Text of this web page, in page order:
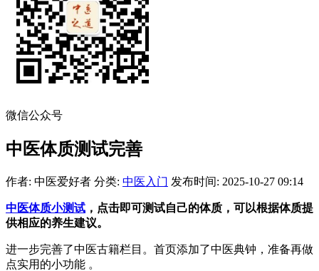
微信公众号
中医体质测试完善
作者: 中医爱好者 分类: 中医入门 发布时间: 2025-10-27 09:14
中医体质小测试 ，点击即可测试自己的体质，可以根据体质提
供相应的养生建议。
进一步完善了中医古籍栏目。首页添加了中医典钟，准备再做
点实用的小功能 。